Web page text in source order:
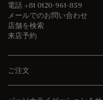
電話 +81 0120-961-859
メールでのお問い合わせ
店舗を検索
来店予約
ご注文